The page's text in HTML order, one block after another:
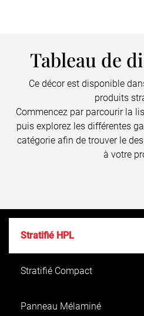
Tableau de
Ce décor est disponible
produits
Commencez par parcourir la
puis explorez les différentes
catégorie afin de trouver le
à votre
Stratifié HPL
Stratifié Compact
Panneau Mélaminé